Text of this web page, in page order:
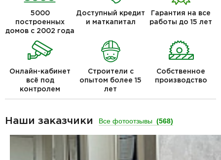
5000
построенных
домов с 2002 года
Доступный кредит
и маткапитал
Гарантия на все
работы до 15 лет
Онлайн-кабинет
всё под
контролем
Строители с
опытом более 15
лет
Собственное
производство
Наши заказчики Все фотоотзывы (568)